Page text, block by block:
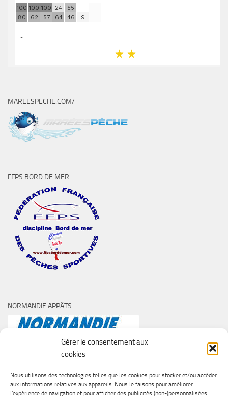
Gérer le consentement aux
cookies
Nous utilisons des technologies telles que les cookies pour stocker et/ou accéder
aux informations relatives aux appareils. Nous le faisons pour améliorer
l’expérience de navigation et pour afficher des publicités (non-)personnalisées.
MAREESPECHE.COM/
FFPS BORD DE MER
NORMANDIE APPÂTS